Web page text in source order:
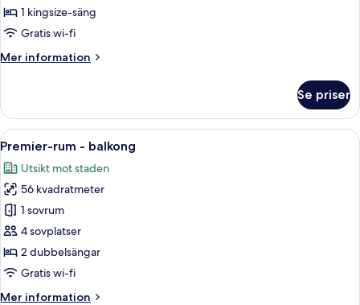
1 kingsize-säng
Gratis wi-fi
Mer information
Mer
Presidential
Se priser
Öppna
alla
foton
för
Premier-
rum
-
balkong
Ett hotellrum med två sängar, ett
7
Premier-rum - balkong
Utsikt mot staden
56 kvadratmeter
1 sovrum
4 sovplatser
2 dubbelsängar
Gratis wi-fi
Mer information
Mer